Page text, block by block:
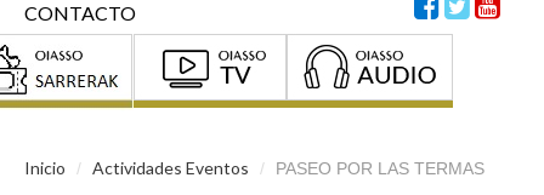
CONTACTO
Inicio / Actividades Eventos / PASEO POR LAS TERMAS